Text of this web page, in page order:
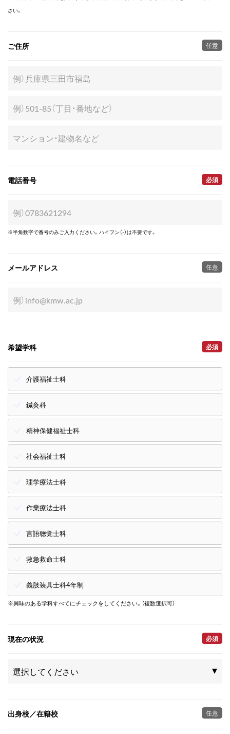
さい。
ご住所 任意
電話番号 必須
※半角数字で番号のみご入力ください。ハイフン（-）は不要です。
メールアドレス 任意
希望学科 必須
介護福祉士科
鍼灸科
精神保健福祉士科
社会福祉士科
理学療法士科
作業療法士科
言語聴覚士科
救急救命士科
義肢装具士科4年制
※興味のある学科すべてにチェックをしてください。（複数選択可）
現在の状況 必須
出身校／在籍校 任意